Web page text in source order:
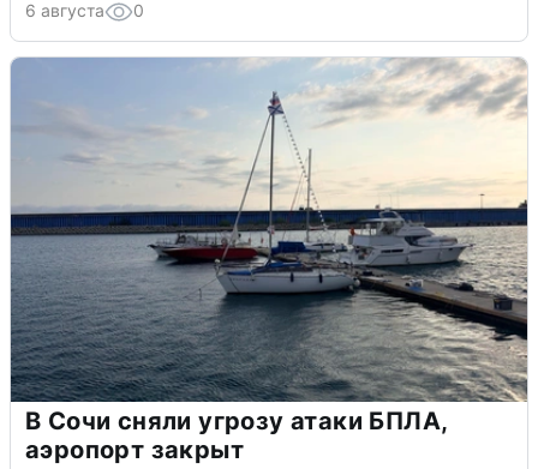
6 августа 0
В Сочи сняли угрозу атаки БПЛА,
аэропорт закрыт